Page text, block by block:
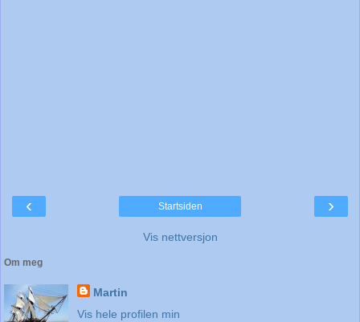
‹ ›
Startsiden
Vis nettversjon
Om meg
Martin
Vis hele profilen min